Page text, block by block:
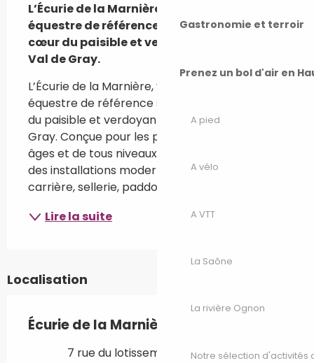
Gastronomie et terroir
Prenez un bol d'air en
A pied
A vélo
A VTT
La Saône
La rivière Ognon
Notre sélection d'activités
L’Écurie de la Marnière, votre structure
équestre de référence située à Vars, au
cœur du paisible et verdoyant territoire du
Val de Gray.
L’Écurie de la Marnière, votre structure
équestre de référence située à Vars, au cœur
du paisible et verdoyant territoire du Val de
Gray. Conçue pour les passionnés de tous
âges et de tous niveaux, notre écurie combine
des installations modernes (manège couvert,
carrière, sellerie, paddocks en...
Lire la suite
Localisation
Écurie de la Marnière
7 rue du lotissement, 70600 Vars